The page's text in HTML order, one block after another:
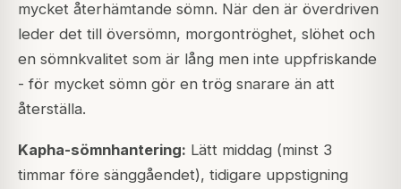
mycket återhämtande sömn. När den är överdriven
leder det till översömn, morgontröghet, slöhet och
en sömnkvalitet som är lång men inte uppfriskande
- för mycket sömn gör en trög snarare än att
återställa.
Kapha-sömnhantering: Lätt middag (minst 3
timmar före sänggåendet), tidigare uppstigning